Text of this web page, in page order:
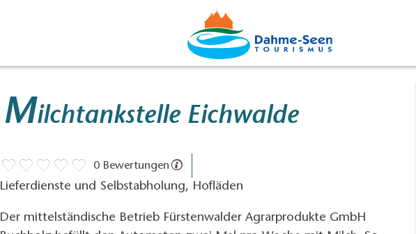
Milchtankstelle Eichwalde
0 Bewertungen
Lieferdienste und Selbstabholung, Hofläden
Der mittelständische Betrieb Fürstenwalder Agrarprodukte GmbH